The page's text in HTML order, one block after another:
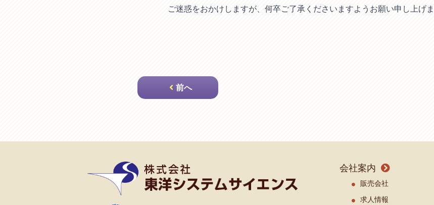
ご迷惑をおかけしますが、何卒ご了承くださいますようお願い申し上げ
投
稿
ナ
ビ
ゲ
ー
ョ
ン
前へ
会社案内
販売会社
求人情報